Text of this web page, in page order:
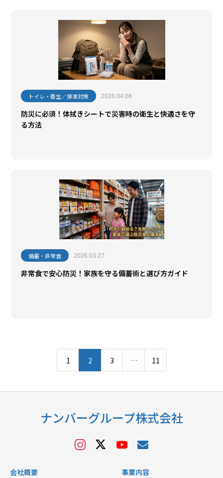
トイレ・衛生／排泄対策 2026.04.08
防災に必須！体拭きシートで災害時の衛生と快適さを守
る方法
備蓄・非常食 2026.03.27
非常食で安心防災！家族を守る備蓄術と選び方ガイド
1 2 3 … 11
ナンバーグループ株式会社
会社概要
事業内容